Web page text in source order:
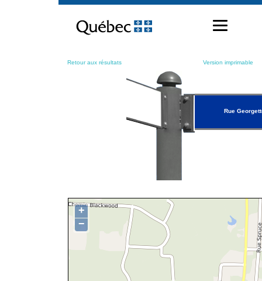
contenu
Retour aux résultats Version imprimable
Rue
+
−